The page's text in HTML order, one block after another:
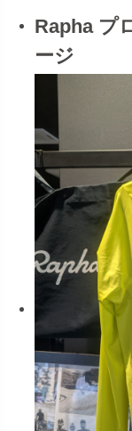
Rapha プ
ージ